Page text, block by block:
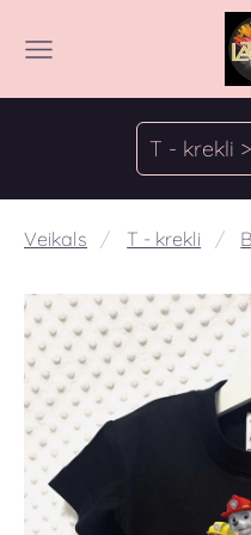
T - krekli
Veikals T - krekli